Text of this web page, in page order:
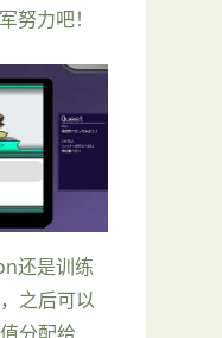
努力吧！
还是训练
之后可以